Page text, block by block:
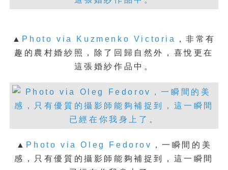
▲ Photo via Kuzmenko Victoria ，非常有
趣的農村婚紗照，除了回歸自然外，喜悅更在
這張婚紗作品中。
▲ Photo via Oleg Fedorov ，一瞬間的美
感，只有優質的攝影師能夠補捉到，這一瞬間